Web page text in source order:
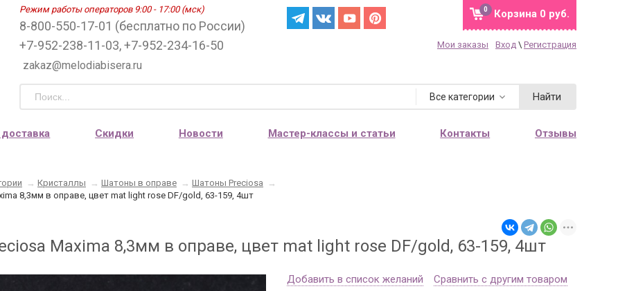
Режим работы операторов 9:00 - 17:00 (мск)
8-800-550-17-01 (бесплатно по России)
+7-952-238-11-03, +7-952-234-16-50
zakaz@melodiabisera.ru
Корзина 0 руб.
0
Мои заказы Вход \ Регистрация
Все категории Найти
Скидки Новости Мастер-классы и статьи Контакты Отзывы
→ Кристаллы → Шатоны в оправе → Шатоны Preciosa
→
8,3мм в оправе, цвет mat light rose DF/gold, 63-159, 4шт
Maxima 8,3мм в оправе, цвет mat light rose DF/gold, 63-159, 4шт
Добавить в список желаний Сравнить с другим товаром